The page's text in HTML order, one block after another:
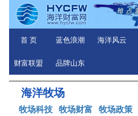
首 页 蓝色浪潮 海洋风云
财富联盟 品牌山东
海洋牧场
牧场科技 牧场财富 牧场政策